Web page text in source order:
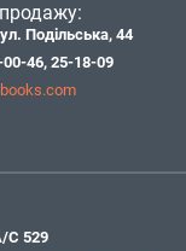
продажу:
Подільська, 44
00-46, 25-18-09
С 529